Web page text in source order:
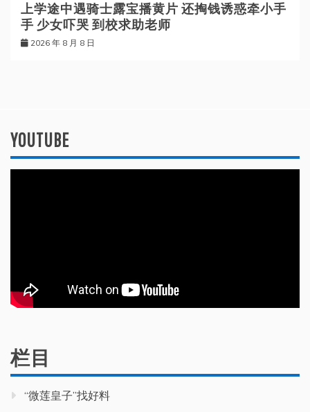
上学途中遇骑士露宝播黄片 还掏钱诱惑牵小手
手 少女吓哭 到校求助老师
2026 年 8 月 8 日
YOUTUBE
栏目
“微莲皇子”找好料